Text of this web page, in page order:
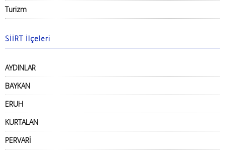
Turizm
SİİRT İlçeleri
AYDINLAR
BAYKAN
ERUH
KURTALAN
PERVARİ